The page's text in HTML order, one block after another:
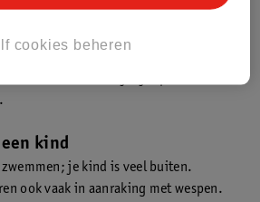
krijgt van bovenstaande symptomen of
kind
je kind is veel buiten.
ook vaak in aanraking met wespen.
cookies beheren